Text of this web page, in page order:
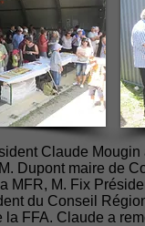
Claude
Dupont maire de
MFR, M. Fix
du Conseil
la FFA. Claude a